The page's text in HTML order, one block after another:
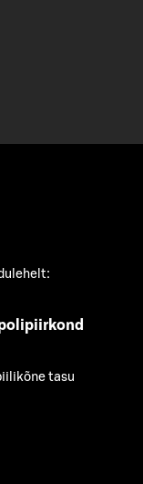
tasu